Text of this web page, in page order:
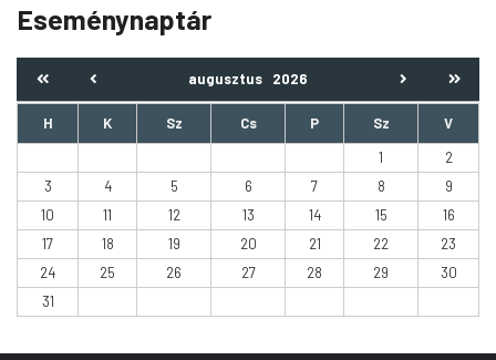
Eseménynaptár
augusztus 2026
H K Sz Cs P Sz
V
1
2
3
4 5 6 7 8
9
10
11 12 13 14 15
16
17
18 19 20 21 22
23
24
25 26 27 28 29
30
31